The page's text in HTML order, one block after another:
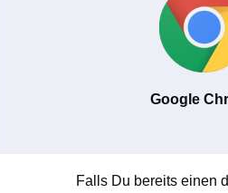
Google
Falls Du bereits einen